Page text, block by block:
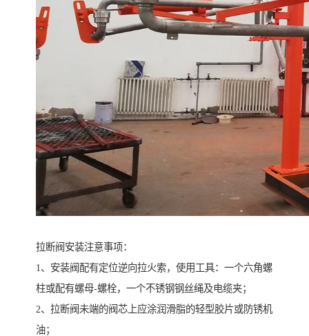
拉断阀安装注意事项：
1、安装阀配有定位逆向拉火索，使用工具：一个六角螺
柱或配有螺母-螺栓，一个不锈钢钢丝绳及电缆夹；
2、拉断阀未端的阀芯上应涂润滑脂的轻型胶片或防锈机
油；